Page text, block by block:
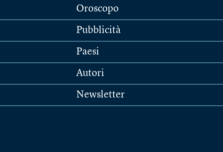
Oroscopo
Pubblicità
Paesi
Autori
Newsletter